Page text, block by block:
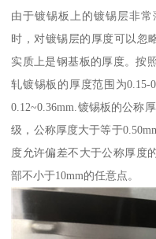
由于镀锡板上的镀锡层非
时，对镀锡层的厚度可以忽
实质上是钢基板的厚度。按
轧镀锡板的厚度范围为0.15-
0.12~0.36mm.镀锡板的公称
级，公称厚度大于等于
度允许偏差不大于公称厚度
部不小于10mm的任意点。